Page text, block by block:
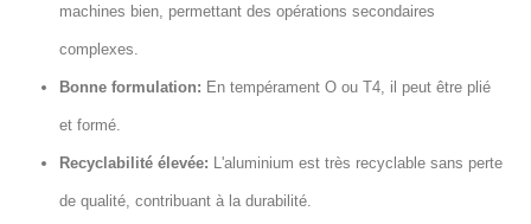
machines bien, permettant des opérations secondaires
complexes.
Bonne formulation: En tempérament O ou T4, il peut être plié
et formé.
Recyclabilité élevée: L'aluminium est très recyclable sans perte
de qualité, contribuant à la durabilité.